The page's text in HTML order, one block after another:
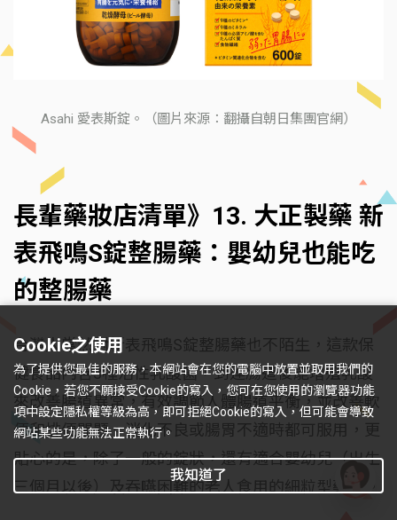
Asahi 愛表斯錠。（圖片來源：翻攝自朝日集團官網）
長輩藥妝店清單》13. 大正製藥 新
表飛鳴S錠整腸藥：嬰幼兒也能吃
的整腸藥
台灣人當然對新表飛鳴S錠整腸藥也不陌生，這款保
健食品內含3種活性乳酸菌，到達腸道後能增殖乳酸
來改善腸道異常，有效調節人體腸道平衡，並改善軟
便和排便問題。消化不良或腸胃不適時都可服用，更
貼心的是，除了一般的錠狀，還有適合嬰幼兒（出生
三個月以後）及吞嚥困難的老人食用的細粒型藥粉。
Cookie之使用
為了提供您最佳的服務，本網站會在您的電腦中放置並取用我們的
Cookie，若您不願接受Cookie的寫入，您可在您使用的瀏覽器功能
項中設定隱私權等級為高，即可拒絕Cookie的寫入，但可能會導致
網站某些功能無法正常執行。
我知道了